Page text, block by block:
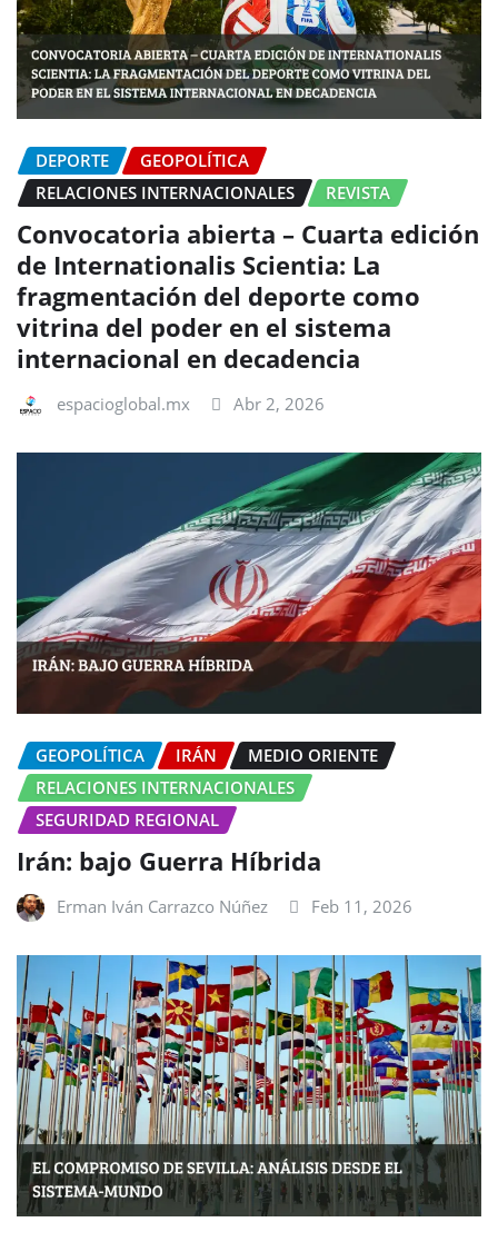
DEPORTE
GEOPOLÍTICA
RELACIONES INTERNACIONALES
REVISTA
Convocatoria abierta – Cuarta edición
de Internationalis Scientia: La
fragmentación del deporte como
vitrina del poder en el sistema
internacional en decadencia
espacioglobal.mx Abr 2, 2026
GEOPOLÍTICA IRÁN
MEDIO ORIENTE
RELACIONES INTERNACIONALES
SEGURIDAD REGIONAL
Irán: bajo Guerra Híbrida
Erman Iván Carrazco Núñez Feb 11, 2026